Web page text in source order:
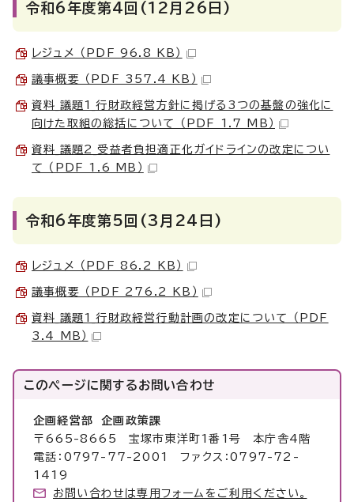
令和6年度第4回(12月26日)
レジュメ （PDF 96.8 KB）
議事概要 （PDF 357.4 KB）
資料_議題1_行財政経営方針に掲げる3つの基盤の強化に
向けた取組の総括について （PDF 1.7 MB）
資料_議題2_受益者負担適正化ガイドラインの改定につい
て （PDF 1.6 MB）
令和6年度第5回(3月24日)
レジュメ （PDF 86.2 KB）
議事概要 （PDF 276.2 KB）
資料_議題1_行財政経営行動計画の改定について （PDF
3.4 MB）
このページに関するお問い合わせ
企画経営部 企画政策課
〒665-8665 宝塚市東洋町1番1号 本庁舎4階
電話：0797-77-2001 ファクス：0797-72-
1419
お問い合わせは専用フォームをご利用ください。